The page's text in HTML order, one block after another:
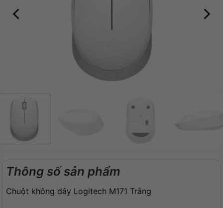
Thông số sản phẩm
Chuột không dây Logitech M171 Trắng